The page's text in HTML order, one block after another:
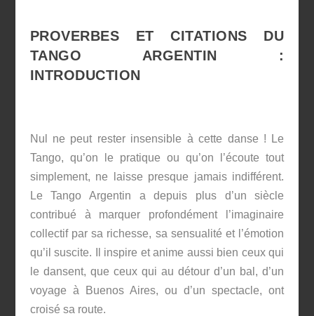
PROVERBES ET CITATIONS DU
TANGO ARGENTIN :
INTRODUCTION
Nul ne peut rester insensible à cette danse ! Le
Tango, qu’on le pratique ou qu’on l’écoute tout
simplement, ne laisse presque jamais indifférent.
Le Tango Argentin a depuis plus d’un siècle
contribué à marquer profondément l’imaginaire
collectif par sa richesse, sa sensualité et l’émotion
qu’il suscite. Il inspire et anime aussi bien ceux qui
le dansent, que ceux qui au détour d’un bal, d’un
voyage à Buenos Aires, ou d’un spectacle, ont
croisé sa route.